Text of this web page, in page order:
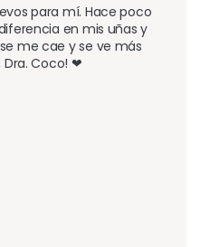
para mí. Hace poco
en mis uñas y
me cae y se ve más
Dra. Coco! ❤